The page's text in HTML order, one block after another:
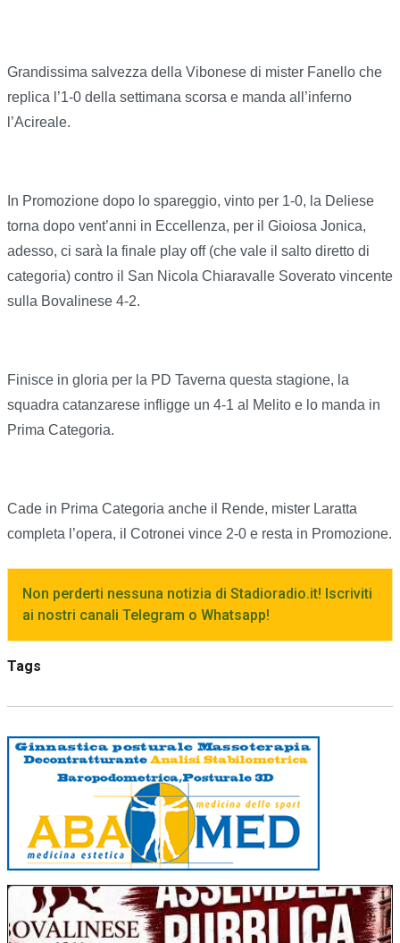
Grandissima salvezza della Vibonese di mister Fanello che
replica l’1-0 della settimana scorsa e manda all’inferno
l’Acireale.
In Promozione dopo lo spareggio, vinto per 1-0, la Deliese
torna dopo vent’anni in Eccellenza, per il Gioiosa Jonica,
adesso, ci sarà la finale play off (che vale il salto diretto di
categoria) contro il San Nicola Chiaravalle Soverato vincente
sulla Bovalinese 4-2.
Finisce in gloria per la PD Taverna questa stagione, la
squadra catanzarese infligge un 4-1 al Melito e lo manda in
Prima Categoria.
Cade in Prima Categoria anche il Rende, mister Laratta
completa l’opera, il Cotronei vince 2-0 e resta in Promozione.
Non perderti nessuna notizia di Stadioradio.it! Iscriviti
ai nostri canali Telegram o Whatsapp!
Tags